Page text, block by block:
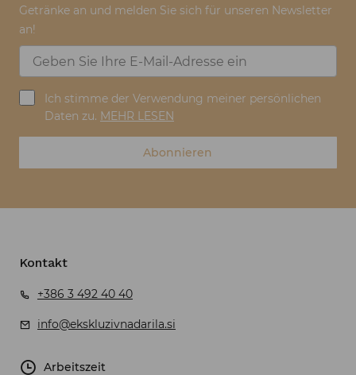
Getränke an und melden Sie sich für unseren Newsletter
an!
Ich stimme der Verwendung meiner persönlichen
Daten zu. MEHR LESEN
Abonnieren
Kontakt
+386 3 492 40 40
info@ekskluzivnadarila.si
Arbeitszeit